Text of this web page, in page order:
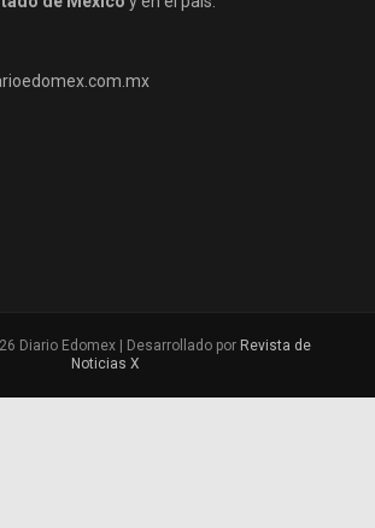
Diario Edomex | Desarrollado por Revista de
Noticias X